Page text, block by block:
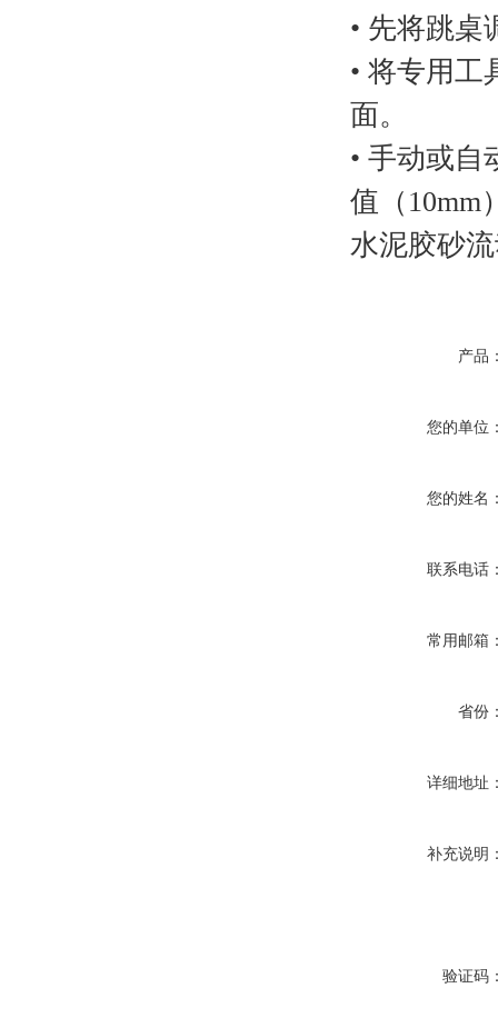
• 先将跳
• 将专用
面。
• 手动或
值（10mm
水泥胶砂
产品
您的单位
您的姓名
联系电话
常用邮箱
省份
详细地址
补充说明
验证码